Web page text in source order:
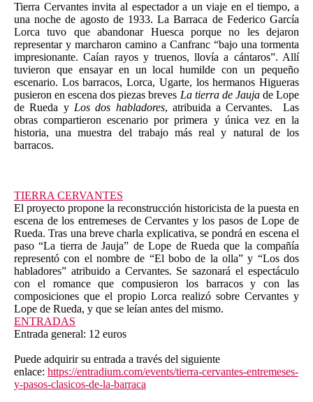
Tierra Cervantes invita al espectador a un viaje en el tiempo, a
una noche de agosto de 1933. La Barraca de Federico García
Lorca tuvo que abandonar Huesca porque no les dejaron
representar y marcharon camino a Canfranc “bajo una tormenta
impresionante. Caían rayos y truenos, llovía a cántaros”. Allí
tuvieron que ensayar en un local humilde con un pequeño
escenario. Los barracos, Lorca, Ugarte, los hermanos Higueras
pusieron en escena dos piezas breves La tierra de Jaujade Lope
de Rueda y Los dos habladores, atribuida a Cervantes. Las
obras compartieron escenario por primera y única vez en la
historia, una muestra del trabajo más real y natural de los
barracos.
TIERRA CERVANTES
El proyecto propone la reconstrucción historicista de la puesta en
escena de los entremeses de Cervantes y los pasos de Lope de
Rueda. Tras una breve charla explicativa, se pondrá en escena el
paso “La tierra de Jauja” de Lope de Rueda que la compañía
representó con el nombre de “El bobo de la olla” y “Los dos
habladores” atribuido a Cervantes. Se sazonará el espectáculo
con el romance que compusieron los barracos y con las
composiciones que el propio Lorca realizó sobre Cervantes y
Lope de Rueda, y que se leían antes del mismo.
ENTRADAS
Entrada general: 12 euros
Puede adquirir su entrada a través del siguiente
enlace: https://entradium.com/events/tierra-cervantes-entremeses-
y-pasos-clasicos-de-la-barraca